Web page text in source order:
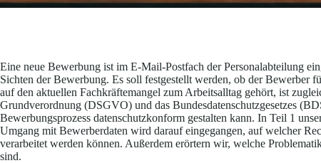
Eine neue Bewerbung ist im E-Mail-Postfach der Personalabteilung
Sichten der Bewerbung. Es soll festgestellt werden, ob der Bewerber
auf den aktuellen Fachkräftemangel zum Arbeitsalltag gehört, ist
Grundverordnung (DSGVO) und das Bundesdatenschutzgesetzes
Bewerbungsprozess datenschutzkonform gestalten kann. In Teil 1
Umgang mit Bewerberdaten wird darauf eingegangen, auf welcher
verarbeitet werden können. Außerdem erörtern wir, welche
sind.